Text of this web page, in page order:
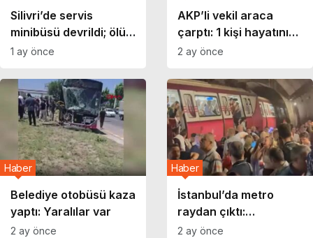
Silivri’de servis
minibüsü devrildi; ölü
ve yaralılar var
1 ay önce
AKP’li vekil araca
çarptı: 1 kişi hayatını
kaybetti, oğlu
2 ay önce
Belediye otobüsü kaza
yaptı: Yaralılar var
Haber
2 ay önce
İstanbul’da metro
raydan çıktı:
Yaralanan 3 kişi
Haber
2 ay önce